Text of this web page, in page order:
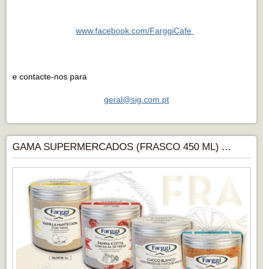
www.facebook.com/FarggiCafe
e contacte-nos para
geral@sig.com.pt
GAMA SUPERMERCADOS (FRASCO 450 ML) ...